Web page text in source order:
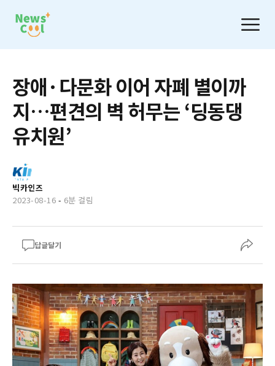
장애·다문화 이어 자폐 별이까
지…편견의 벽 허무는 ‘딩동댕
유치원’
빅카인즈
2023-08-16 - 6분 걸림
답글달기